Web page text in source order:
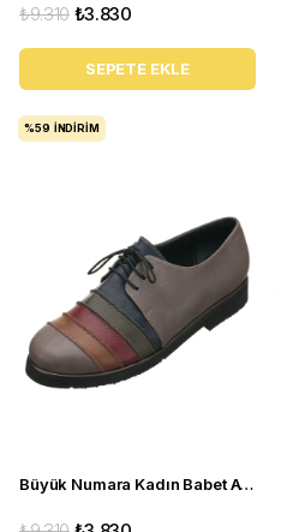
₺3.830
₺9.310
SEPETE EKLE
Büyük Numara Kadın Babet Ayakkabı R8086 Gri
%59 İNDIRIM